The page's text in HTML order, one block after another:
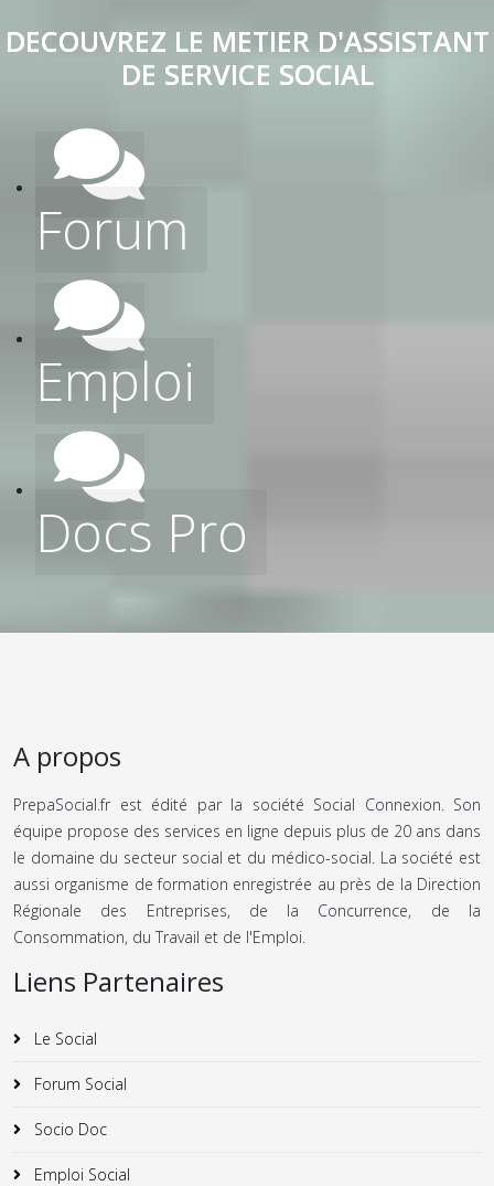
DECOUVREZ LE METIER D'ASSISTANT
DE SERVICE SOCIAL
Forum
Emploi
Docs Pro
A propos
PrepaSocial.fr est édité par la société Social Connexion. Son
équipe propose des services en ligne depuis plus de 20 ans dans
le domaine du secteur social et du médico-social. La société est
aussi organisme de formation enregistrée au près de la Direction
Régionale des Entreprises, de la Concurrence, de la
Consommation, du Travail et de l'Emploi.
Liens Partenaires
Le Social
Forum Social
Socio Doc
Emploi Social